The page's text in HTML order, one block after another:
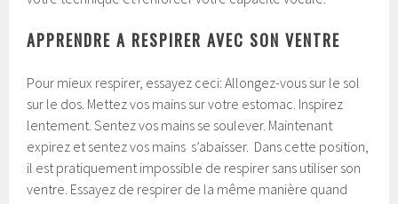
APPRENDRE A RESPIRER AVEC SON VENTRE
Pour mieux respirer, essayez ceci: Allongez-vous sur le sol
sur le dos. Mettez vos mains sur votre estomac. Inspirez
lentement. Sentez vos mains se soulever. Maintenant
expirez et sentez vos mains s’abaisser. Dans cette position,
il est pratiquement impossible de respirer sans utiliser son
ventre. Essayez de respirer de la même manière quand